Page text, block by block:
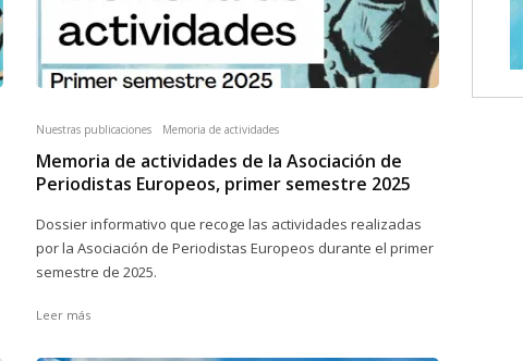
Nuestras publicaciones Memoria de actividades
Memoria de actividades de la Asociación de
Periodistas Europeos, primer semestre 2025
Dossier informativo que recoge las actividades realizadas
por la Asociación de Periodistas Europeos durante el primer
semestre de 2025.
Leer más